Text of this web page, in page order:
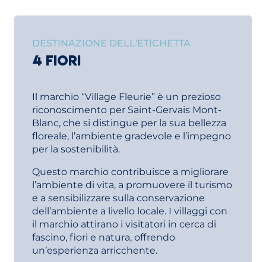
DESTINAZIONE DELL'ETICHETTA
4 FIORI
Il marchio “Village Fleurie” è un prezioso
riconoscimento per Saint-Gervais Mont-
Blanc, che si distingue per la sua bellezza
floreale, l’ambiente gradevole e l’impegno
per la sostenibilità.
Questo marchio contribuisce a migliorare
l’ambiente di vita, a promuovere il turismo
e a sensibilizzare sulla conservazione
dell’ambiente a livello locale. I villaggi con
il marchio attirano i visitatori in cerca di
fascino, fiori e natura, offrendo
un’esperienza arricchente.